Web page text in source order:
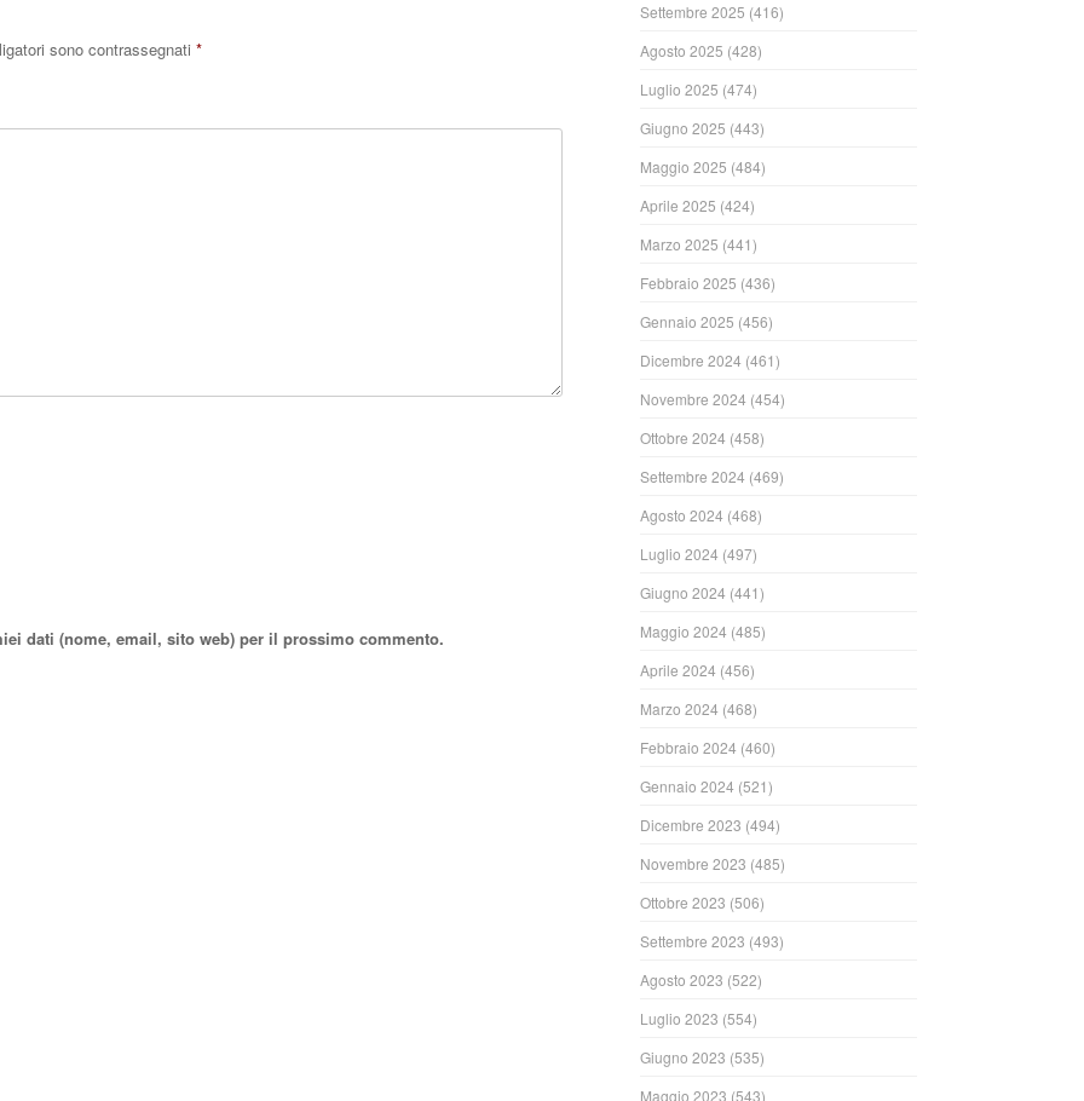
sono contrassegnati *
dati (nome, email, sito web) per il prossimo commento.
Settembre 2025 (416)
Agosto 2025 (428)
Luglio 2025 (474)
Giugno 2025 (443)
Maggio 2025 (484)
Aprile 2025 (424)
Marzo 2025 (441)
Febbraio 2025 (436)
Gennaio 2025 (456)
Dicembre 2024 (461)
Novembre 2024 (454)
Ottobre 2024 (458)
Settembre 2024 (469)
Agosto 2024 (468)
Luglio 2024 (497)
Giugno 2024 (441)
Maggio 2024 (485)
Aprile 2024 (456)
Marzo 2024 (468)
Febbraio 2024 (460)
Gennaio 2024 (521)
Dicembre 2023 (494)
Novembre 2023 (485)
Ottobre 2023 (506)
Settembre 2023 (493)
Agosto 2023 (522)
Luglio 2023 (554)
Giugno 2023 (535)
Maggio 2023 (543)